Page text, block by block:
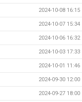
2024-10-08 16:15
2024-10-07 15:34
2024-10-06 16:32
2024-10-03 17:33
2024-10-01 11:46
2024-09-30 12:00
2024-09-27 18:00